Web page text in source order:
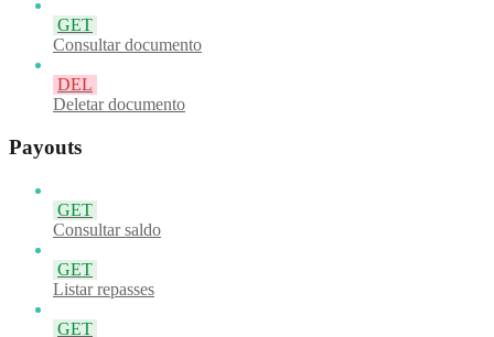
GET
Consultar documento
DEL
Deletar documento
Payouts
GET
Consultar saldo
GET
Listar repasses
GET